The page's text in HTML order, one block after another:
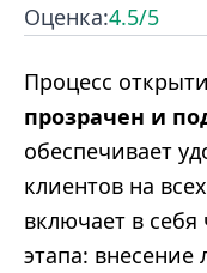
Оценка:4.5/5
Процесс
прозрачен и
обеспечивает
клиентов на
включает в
этапа: